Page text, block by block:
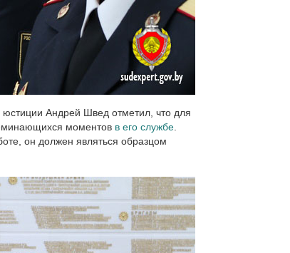
юстиции Андрей Швед отметил, что для
моментов в его службе.
он должен являться образцом